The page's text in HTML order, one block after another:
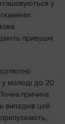
у
привушні
у молоді до 20
причина
випадків цей